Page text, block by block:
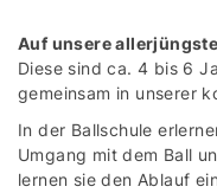
Auf unsere
Diese sind ca. 4 bis 6
gemeinsam in unserer
In der Ballschule
Umgang mit dem Ball
lernen sie den Ablauf